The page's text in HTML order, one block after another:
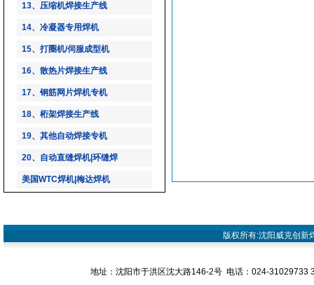
13、压缩机焊接生产线
14、冷凝器专用焊机
15、打圈机/伺服成型机
16、散热片焊接生产线
17、钢筋网片焊机专机
18、桁架焊接生产线
19、其他自动焊接专机
20、自动直缝焊机|环缝焊
美国WTC焊机|梅达焊机
版权所有:沈阳威克创
地址：沈阳市于洪区沈大路146-2号 电话：024-